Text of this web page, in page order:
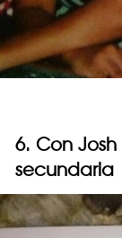
6. Con
secundaria